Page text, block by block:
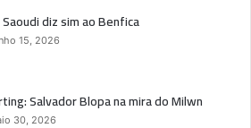
diz sim ao Benfica
15, 2026
Salvador Blopa na mira do Milwn
30, 2026